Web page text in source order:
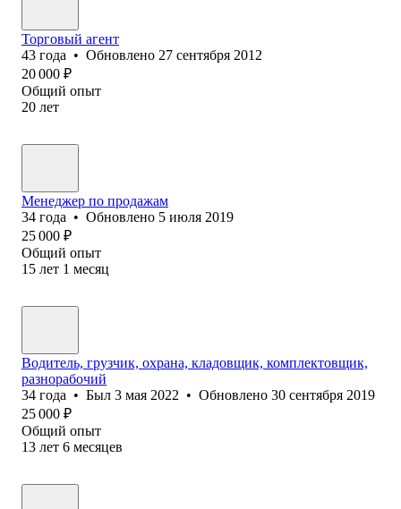
Торговый агент
43 года • Обновлено 27 сентября 2012
20 000 ₽
Общий опыт
20 лет
Менеджер по продажам
34 года • Обновлено 5 июля 2019
25 000 ₽
Общий опыт
15 лет 1 месяц
Водитель, грузчик, охрана, кладовщик, комплектовщик,
разнорабочий
34 года • Был 3 мая 2022 • Обновлено 30 сентября 2019
25 000 ₽
Общий опыт
13 лет 6 месяцев